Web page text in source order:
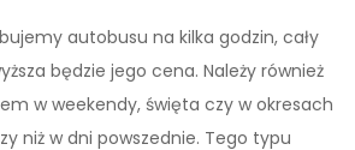
autobusu na kilka godzin, cały
będzie jego cena. Należy również
w weekendy, święta czy w okresach
niż w dni powszednie. Tego typu